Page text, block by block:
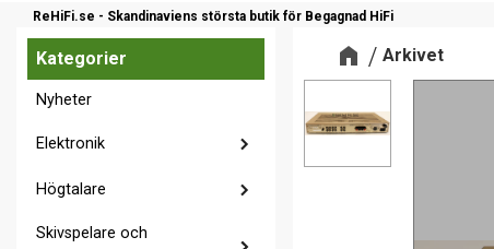
ReHiFi.se - Skandinaviens största butik för Begagnad HiFi
Arkivet
Kategorier
Nyheter
Elektronik
Högtalare
Skivspelare och